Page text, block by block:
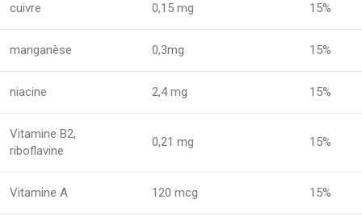
cuivre 0,15 mg 15%
manganèse 0,3mg 15%
niacine 2,4 mg 15%
Vitamine B2,
riboflavine
0,21 mg 15%
Vitamine A 120 mcg 15%